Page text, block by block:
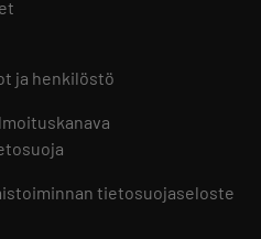
ja henkilöstö
tietosuojaseloste